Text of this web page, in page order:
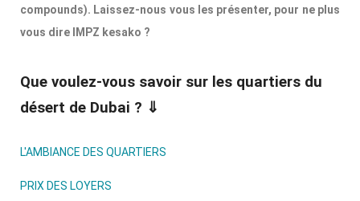
compounds). Laissez-nous vous les présenter, pour ne plus
vous dire IMPZ kesako ?
Que voulez-vous savoir sur les quartiers du
désert de Dubai ? ⇓
L'AMBIANCE DES QUARTIERS
PRIX DES LOYERS